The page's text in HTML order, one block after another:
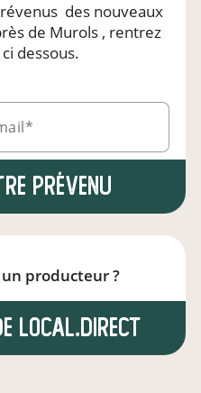
des nouveaux
de Murols , rentrez
dessous.
prévenu
producteur ?
local.direct